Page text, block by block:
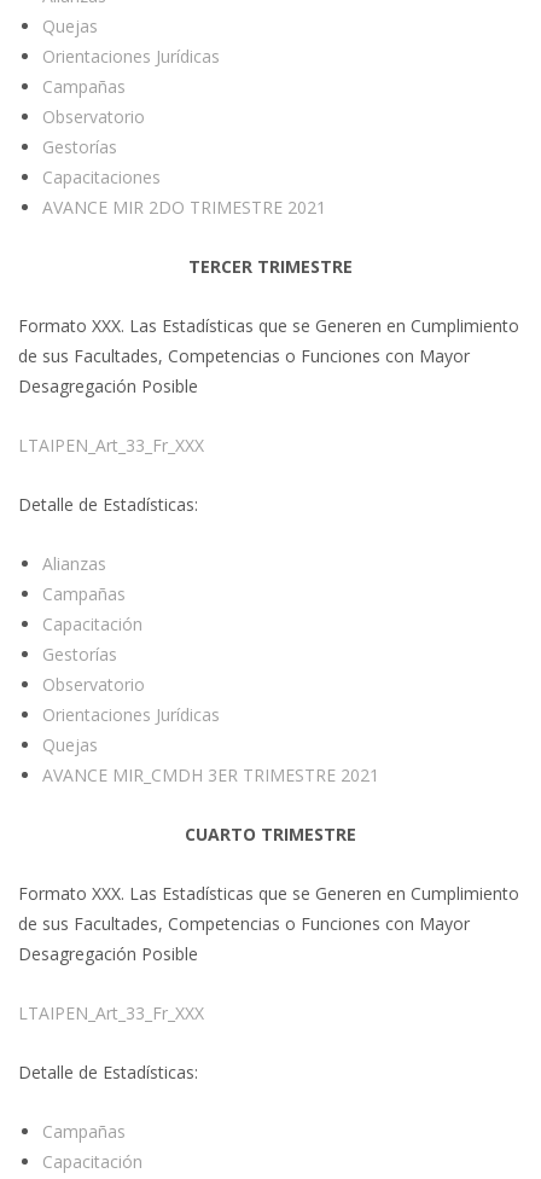
Quejas
Orientaciones Jurídicas
Campañas
Observatorio
Gestorías
Capacitaciones
AVANCE MIR 2DO TRIMESTRE 2021
TERCER TRIMESTRE
Formato XXX. Las Estadísticas que se Generen en Cumplimiento
de sus Facultades, Competencias o Funciones con Mayor
Desagregación Posible
LTAIPEN_Art_33_Fr_XXX
Detalle de Estadísticas:
Alianzas
Campañas
Capacitación
Gestorías
Observatorio
Orientaciones Jurídicas
Quejas
AVANCE MIR_CMDH 3ER TRIMESTRE 2021
CUARTO TRIMESTRE
Formato XXX. Las Estadísticas que se Generen en Cumplimiento
de sus Facultades, Competencias o Funciones con Mayor
Desagregación Posible
LTAIPEN_Art_33_Fr_XXX
Detalle de Estadísticas:
Campañas
Capacitación